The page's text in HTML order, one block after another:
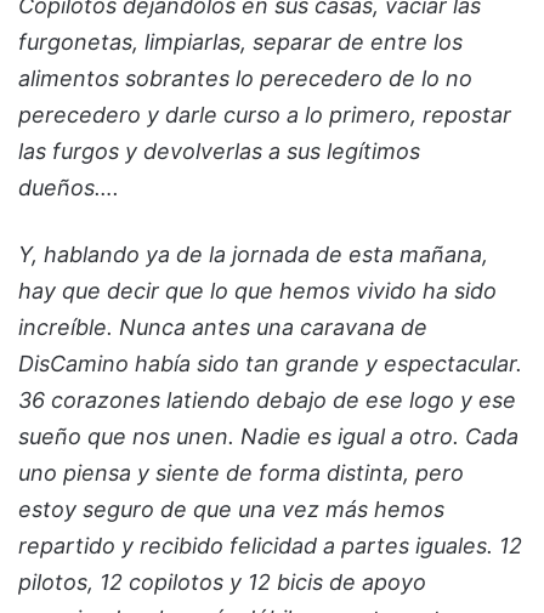
Copilotos dejándolos en sus casas, vaciar las
furgonetas, limpiarlas, separar de entre los
alimentos sobrantes lo perecedero de lo no
perecedero y darle curso a lo primero, repostar
las furgos y devolverlas a sus legítimos
dueños….
Y, hablando ya de la jornada de esta mañana,
hay que decir que lo que hemos vivido ha sido
increíble. Nunca antes una caravana de
DisCamino había sido tan grande y espectacular.
36 corazones latiendo debajo de ese logo y ese
sueño que nos unen. Nadie es igual a otro. Cada
uno piensa y siente de forma distinta, pero
estoy seguro de que una vez más hemos
repartido y recibido felicidad a partes iguales. 12
pilotos, 12 copilotos y 12 bicis de apoyo